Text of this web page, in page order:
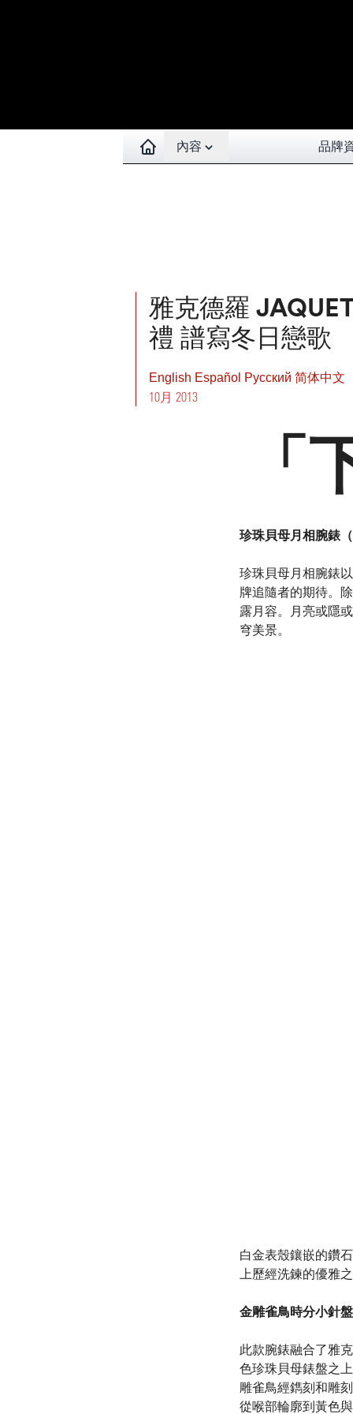
Open contents menu
內容 品牌
雅克德羅
禮 譜寫冬日戀歌
English Español Pусский 简体中文
10月 2013
「
珍珠貝母月相腕錶
珍珠貝母月相腕錶
牌追隨者的期待。
露月容。月亮或隱
穹美景。
白金表殼鑲嵌的鑽
上歷經洗鍊的優雅
金雕雀鳥時分小針
此款腕錶融合了雅
色珍珠貝母錶盤之
雕雀鳥經鐫刻和雕
從喉部輪廓到黃色